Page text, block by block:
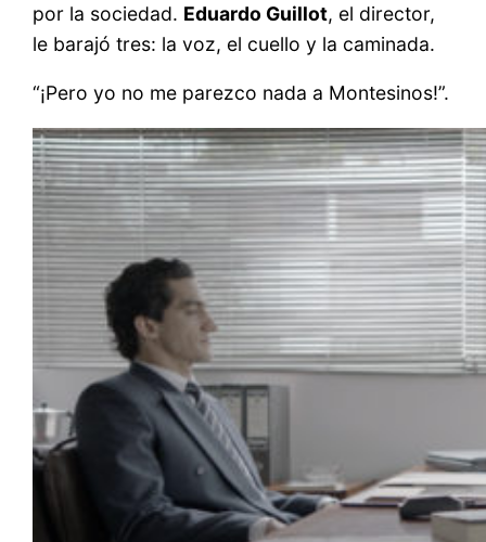
por la sociedad. Eduardo Guillot, el director,
le barajó tres: la voz, el cuello y la caminada.
“¡Pero yo no me parezco nada a Montesinos!”.